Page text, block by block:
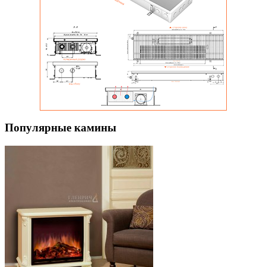
Популярные камины